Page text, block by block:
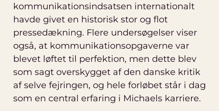
kommunikationsindsatsen internationalt
havde givet en historisk stor og flot
pressedækning. Flere undersøgelser viser
også, at kommunikationsopgaverne var
blevet løftet til perfektion, men dette blev
som sagt overskygget af den danske kritik
af selve fejringen, og hele forløbet står i dag
som en central erfaring i Michaels karriere.